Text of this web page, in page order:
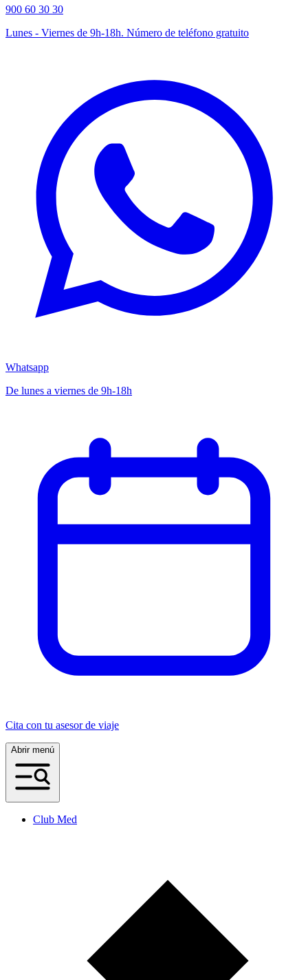
900 60 30 30
Lunes - Viernes de 9h-18h. Número de teléfono gratuito
Whatsapp
De lunes a viernes de 9h-18h
Cita con tu asesor de viaje
Abrir menú
Club Med